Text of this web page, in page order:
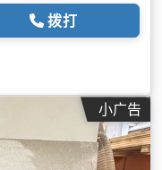
拨打
小广告